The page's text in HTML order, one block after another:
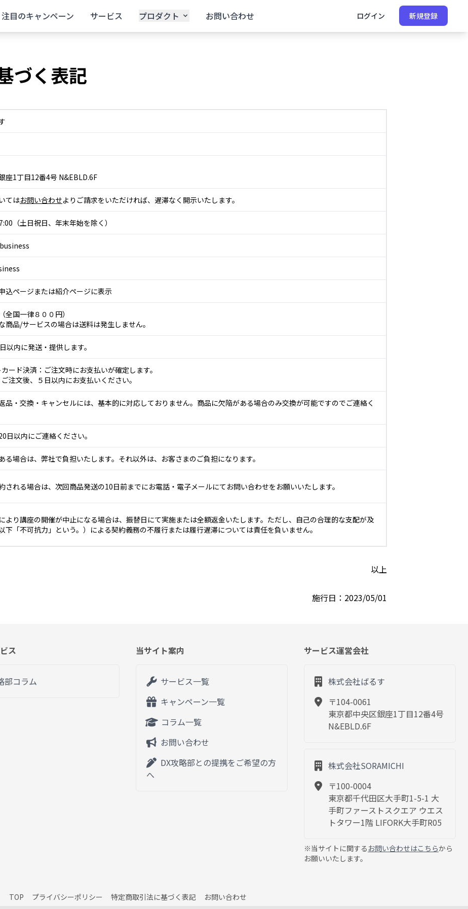
ログイン 新規登録
注目のキャンペーン サービス プロダクト お問い合わせ
づく表記
座1丁目12番4号 N&EBLD.6F
てはお問い合わせよりご請求をいただければ、遅滞なく開示いたします。
（土日祝日、年末年始を除く）
込ページまたは紹介ページに表示
全国一律８００円）
商品/サービスの場合は送料は発生しません。
以内に発送・提供します。
ード決済：ご注文時にお支払いが確定します。
注文後、５日以内にお支払いください。
品・交換・キャンセルには、基本的に対応しておりません。商品に欠陥がある場合のみ交換が可能ですのでご連絡く
日以内にご連絡ください。
る場合は、弊社で負担いたします。それ以外は、お客さまのご負担になります。
される場合は、次回商品発送の10日前までにお電話・電子メールにてお問い合わせをお願いいたします。
より講座の開催が中止になる場合は、振替日にて実施または全額返金いたします。ただし、自己の合理的な支配が及
下「不可抗力」という。）による契約義務の不履行または履行遅滞については責任を負いません。
以上
施行日：2023/05/01
ス
部コラム
当サイト案内
サービス一覧
キャンペーン一覧
コラム一覧
お問い合わせ
DX攻略部との提携をご希望の方
へ
サービス運営会社
株式会社ばるす
〒104-0061
東京都中央区銀座1丁目12番4号
N&EBLD.6F
株式会社SORAMICHI
〒100-0004
東京都千代田区大手町1-5-1 大
手町ファーストスクエア ウエス
トタワー1階 LIFORK大手町R05
※当サイトに関する お問い合わせはこちらから
お願いいたします。
TOP プライバシーポリシー 特定商取引法に基づく表記 お問い合わせ